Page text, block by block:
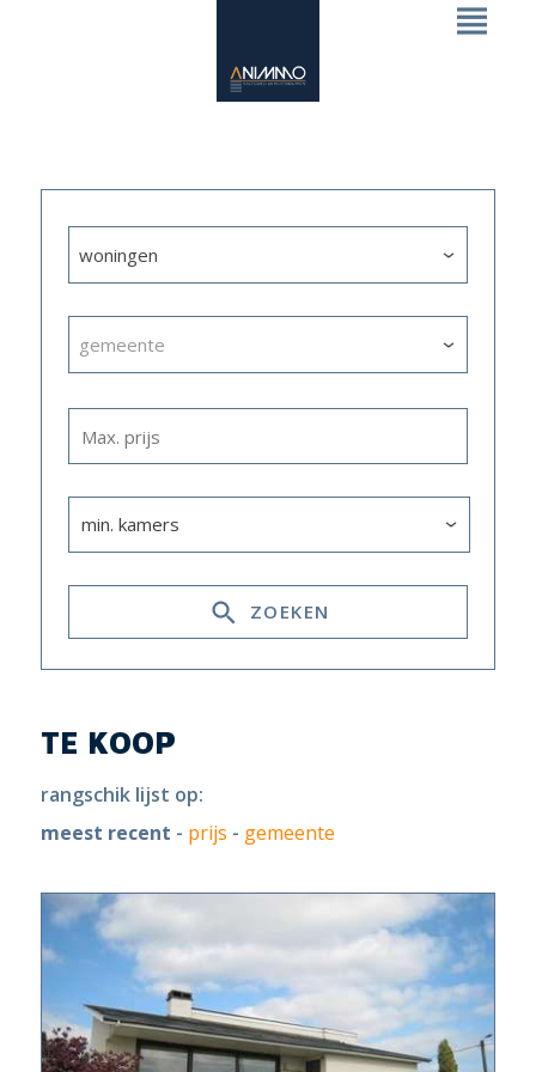
woningen
gemeente
ZOEKEN
TE KOOP
rangschik lijst op:
meest recent - prijs - gemeente